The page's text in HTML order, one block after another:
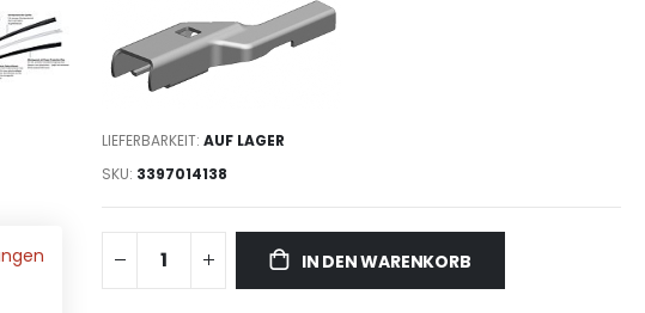
LIEFERBARKEIT: AUF LAGER
SKU 3397014138
IN DEN WARENKORB